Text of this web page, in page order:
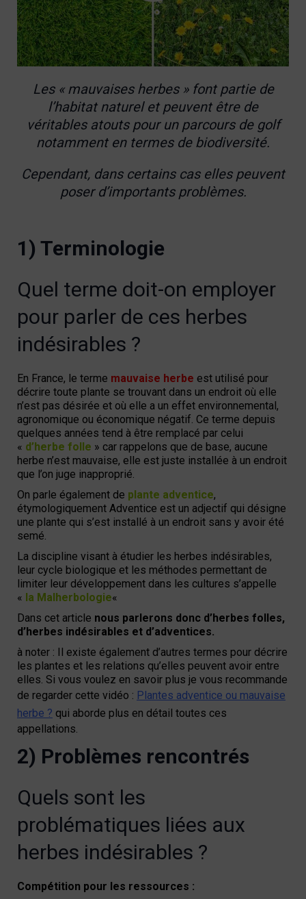
Les « mauvaises herbes »font partie de
l’habitat naturel et peuvent être de
véritables atouts pour un parcours de golf
notamment en termes de biodiversité.
Cependant, dans certains cas elles peuvent
poser d’importants problèmes.
1) Terminologie
Quel terme doit-on employer
pour parler de ces herbes
indésirables ?
En France, le terme mauvaise herbe est utilisé pour
décrire toute plante se trouvant dans un endroit où elle
n’est pas désirée et où elle a un effet environnemental,
agronomique ou économique négatif. Ce terme depuis
quelques années tend à être remplacé par celui
« d’herbe folle » car rappelons que de base, aucune
herbe n’est mauvaise, elle est juste installée à un endroit
que l’on juge inapproprié.
On parle également de plante adventice,
étymologiquement Adventice est un adjectif qui désigne
une plante qui s’est installé à un endroit sans y avoir été
semé.
La discipline visant à étudier les herbes indésirables,
leur cycle biologique et les méthodes permettant de
limiter leur développement dans les cultures s’appelle
« la Malherbologie«
Dans cet article nous parlerons donc d’herbes folles,
d’herbes indésirables et d’adventices.
à noter : Il existe également d’autres termes pour décrire
les plantes et les relations qu’elles peuvent avoir entre
elles. Si vous voulez en savoir plus je vous recommande
de regarder cette vidéo : Plantes adventice ou mauvaise
herbe ? qui aborde plus en détail toutes ces
appellations.
2) Problèmes rencontrés
Quels sont les
problématiques liées aux
herbes indésirables ?
Compétition pour les ressources :